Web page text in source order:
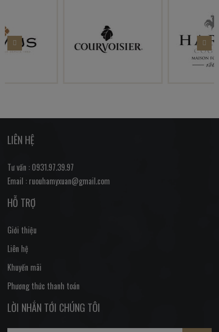
LIÊN HỆ
Tư vấn : 0931.97.39.97
Email : ruouhamyxuan@gmail.com
HỖ TRỢ
Giới thiệu
Liên hệ
Khuyến mãi
Phương thức thanh toán
LỜI NHẮN TỚI CHÚNG TÔI